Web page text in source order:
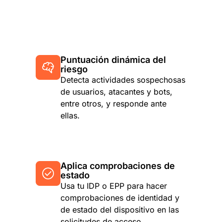
Puntuación dinámica del
riesgo
Detecta actividades sospechosas
de usuarios, atacantes y bots,
entre otros, y responde ante
ellas.
Aplica comprobaciones de
estado
Usa tu IDP o EPP para hacer
comprobaciones de identidad y
de estado del dispositivo en las